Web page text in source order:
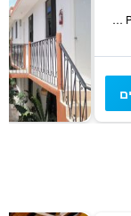
Alfonso Perez Gasga, Col. Centro, פוארטו אסקונדידו, מדינת אואחאקה, מקסיקו